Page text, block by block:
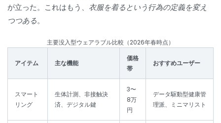
が立った。これはもう、 衣服を着るという行為の定義を変え
つつある。
主要没入型ウェアラブル比較（2026年春時点）
アイテム 主な機能
価格
帯
おすすめユーザー
スマート
リング
生体計測、非接触決
済、デジタル鍵
3〜
8万
円
データ駆動型健康管
理派、ミニマリスト